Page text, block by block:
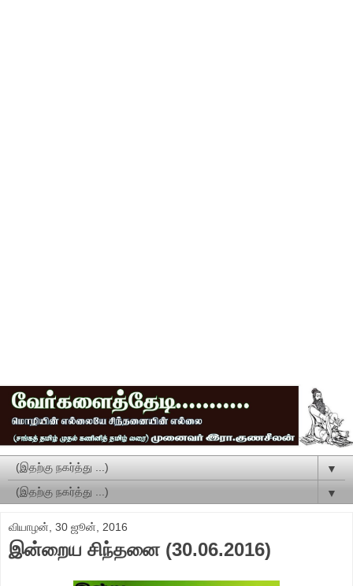
▼
▼
வியாழன், 30 ஜூன், 2016
இன்றைய சிந்தனை (30.06.2016)